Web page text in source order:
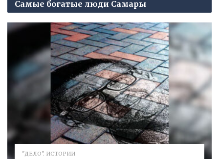
Самые богатые люди Самары
"ДЕЛО". ИСТОРИИ